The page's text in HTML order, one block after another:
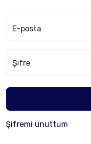
E-posta
Şifre
Şifremi unuttum